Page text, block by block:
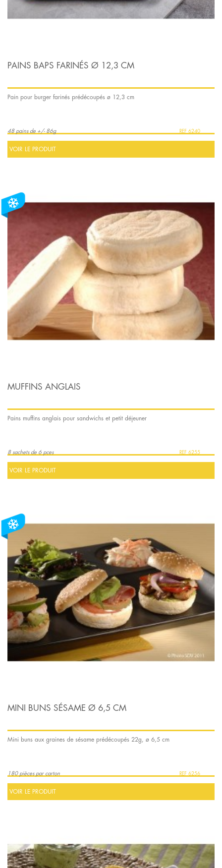
PAINS BAPS FARINÉS Ø 12,3 CM
Pain pour burger farinés prédécoupés ø 12,3 cm
48 pains de +/- 86g 6240
VOIR LE PRODUIT
MUFFINS ANGLAIS
Pains muffins anglais pour sandwichs et petit déjeuner
8 sachets de 6 pces 6255
VOIR LE PRODUIT
MINI BUNS SÉSAME Ø 6,5 CM
Mini buns aux graines de sésame prédécoupés 22g, ø 6,5 cm
180 pièces par carton 6256
VOIR LE PRODUIT